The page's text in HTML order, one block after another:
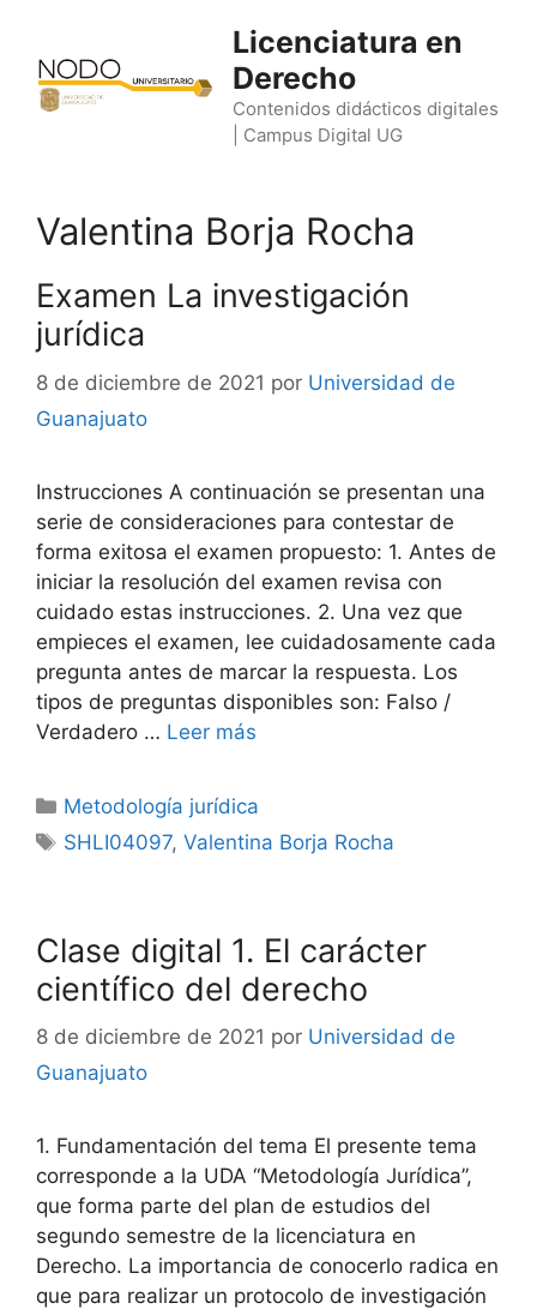
contenido
Licenciatura en
Derecho
Contenidos didácticos digitales
| Campus Digital UG
Valentina Borja Rocha
Examen La investigación
jurídica
8 de diciembre de 2021 por Universidad de
Guanajuato
Instrucciones A continuación se presentan una
serie de consideraciones para contestar de
forma exitosa el examen propuesto: 1. Antes de
iniciar la resolución del examen revisa con
cuidado estas instrucciones. 2. Una vez que
empieces el examen, lee cuidadosamente cada
pregunta antes de marcar la respuesta. Los
tipos de preguntas disponibles son: Falso /
Verdadero … Leer más
Categorías
Metodología jurídica
Etiquetas
SHLI04097,Valentina Borja Rocha
Clase digital 1. El carácter
científico del derecho
8 de diciembre de 2021 por Universidad de
Guanajuato
1. Fundamentación del tema El presente tema
corresponde a la UDA “Metodología Jurídica”,
que forma parte del plan de estudios del
segundo semestre de la licenciatura en
Derecho. La importancia de conocerlo radica en
que para realizar un protocolo de investigación